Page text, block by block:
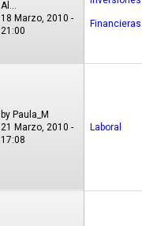
Al...
18 Marzo, 2010 -
21:00
Financieras
by Paula_M
21 Marzo, 2010 -
17:08
Laboral